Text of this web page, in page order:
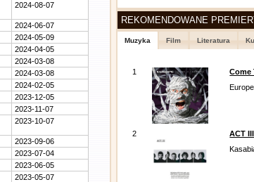
2024-08-07
2024-06-07
2024-05-09
2024-04-05
2024-03-08
2024-03-08
2024-02-05
2023-12-05
2023-11-07
2023-10-07
2023-09-06
2023-07-04
2023-06-05
2023-05-07
REKOMENDOWANE
Muzyka Film Literatura
1
Come
Europe
2
ACT III